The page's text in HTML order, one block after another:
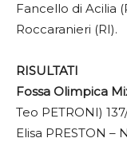
Fancello di Acilia
Roccaranieri (RI).
RISULTATI
Fossa Olimpica
Teo PETRONI)
Elisa PRESTON –